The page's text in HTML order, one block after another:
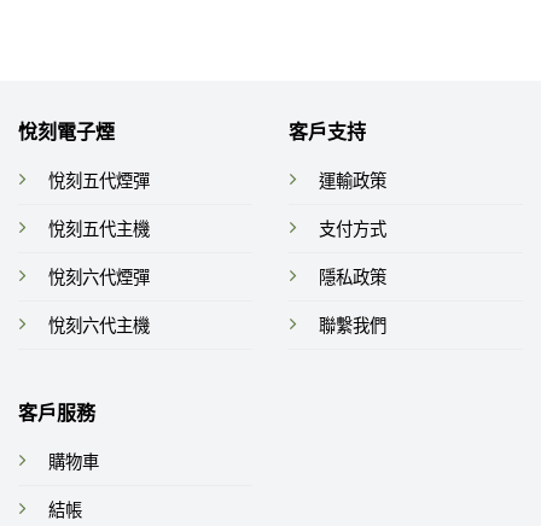
悅刻電子煙
悅刻五代煙彈
悅刻五代主機
悅刻六代煙彈
悅刻六代主機
客戶支持
運輸政策
支付方式
隱私政策
聯繫我們
客戶服務
購物車
結帳